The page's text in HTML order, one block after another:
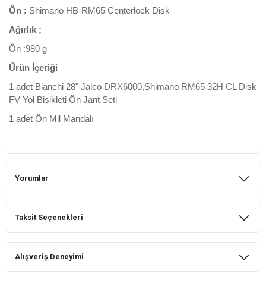
Ön : Shimano HB-RM65 Centerlock Disk
Ağırlık ;
Ön :980 g
Ürün İçeriği
1 adet Bianchi 28" Jalco DRX6000,Shimano RM65 32H CL Disk
FV Yol Bisikleti Ön Jant Seti
1 adet Ön Mil Mandalı
Yorumlar
Taksit Seçenekleri
Alışveriş Deneyimi